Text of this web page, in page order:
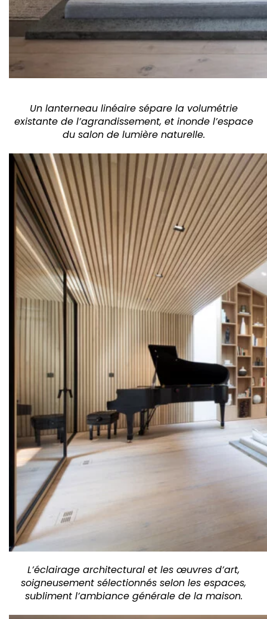
Un lanterneau linéaire sépare la volumétrie
existante de l’agrandissement, et inonde l’espace
du salon de lumière naturelle.
L’éclairage architectural et les œuvres d’art,
soigneusement sélectionnés selon les espaces,
subliment l’ambiance générale de la maison.